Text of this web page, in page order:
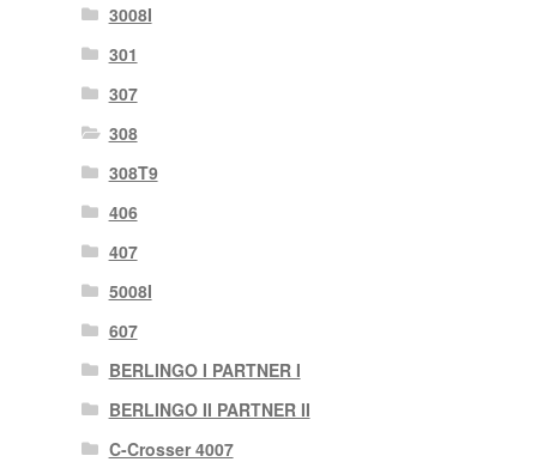
3008I
301
307
308
308T9
406
407
5008I
607
BERLINGO I PARTNER I
BERLINGO II PARTNER II
C-Crosser 4007